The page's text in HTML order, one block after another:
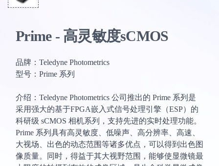
Prime - 高灵敏度sCMOS
品牌：Teledyne Photometrics
型号：Prime 系列
介绍：Teledyne Photometrics 公司推出的 Prime 系列是
采用强大的基于FPGA嵌入式信号处理引擎（ESP）的
科研级 sCMOS 相机系列，支持先进的实时处理功能。
Prime 系列具有高灵敏度、低噪声、高分辨率、高速、
大视场、出色的动态范围等诸多优点，可以得到出色图
像质量。同时，得益于其大视野范围，能够使显微镜最